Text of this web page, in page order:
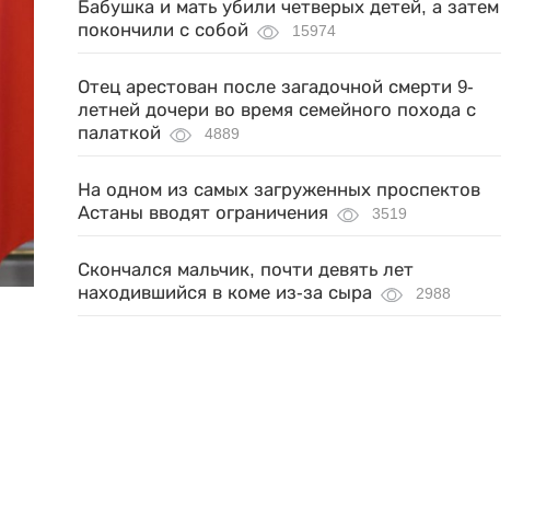
Бабушка и мать убили четверых детей, а затем
покончили с собой
15974
Отец арестован после загадочной смерти 9-
летней дочери во время семейного похода с
палаткой
4889
На одном из самых загруженных проспектов
Астаны вводят ограничения
3519
Скончался мальчик, почти девять лет
находившийся в коме из-за сыра
2988